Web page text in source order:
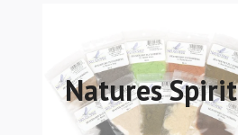
Natures Spirit